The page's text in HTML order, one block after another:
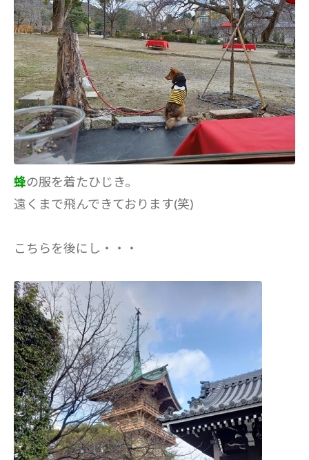
蜂の服を着たひじき。
遠くまで飛んできております(笑)
こちらを後にし・・・